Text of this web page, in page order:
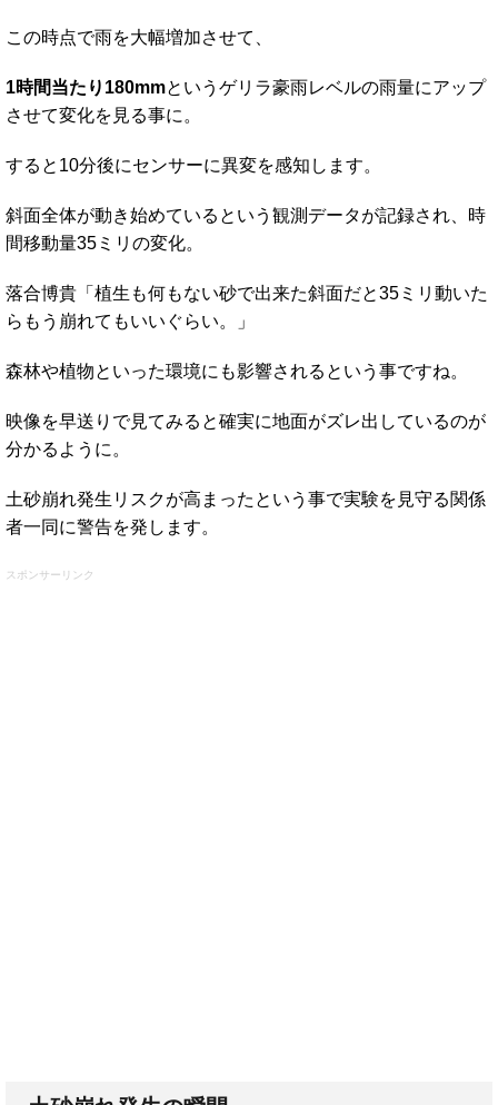
この時点で雨を大幅増加させて、
1時間当たり180mmというゲリラ豪雨レベルの雨量にアップ
させて変化を見る事に。
すると10分後にセンサーに異変を感知します。
斜面全体が動き始めているという観測データが記録され、時
間移動量35ミリの変化。
落合博貴「植生も何もない砂で出来た斜面だと35ミリ動いた
らもう崩れてもいいぐらい。」
森林や植物といった環境にも影響されるという事ですね。
映像を早送りで見てみると確実に地面がズレ出しているのが
分かるように。
土砂崩れ発生リスクが高まったという事で実験を見守る関係
者一同に警告を発します。
スポンサーリンク